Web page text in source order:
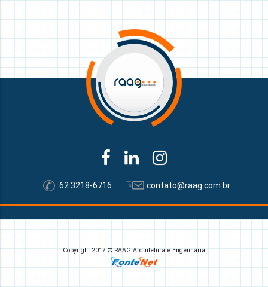
62 3218-6716 contato@raag.com.br
Copyright 2017 © RAAG Arquitetura e Engenharia